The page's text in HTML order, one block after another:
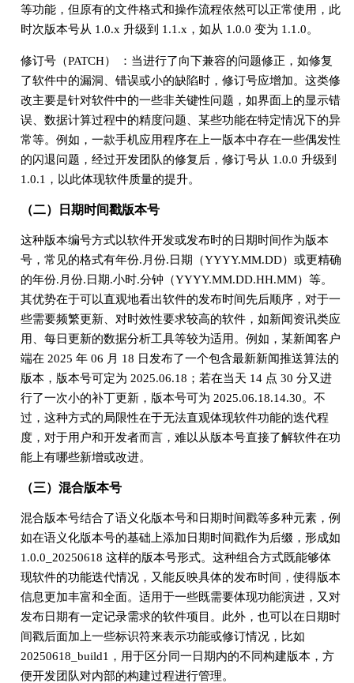
等功能，但原有的文件格式和操作流程依然可以正常使用，此
时次版本号从 1.0.x 升级到 1.1.x，如从 1.0.0 变为 1.1.0。
修订号（PATCH） ：当进行了向下兼容的问题修正，如修复
了软件中的漏洞、错误或小的缺陷时，修订号应增加。这类修
改主要是针对软件中的一些非关键性问题，如界面上的显示错
误、数据计算过程中的精度问题、某些功能在特定情况下的异
常等。例如，一款手机应用程序在上一版本中存在一些偶发性
的闪退问题，经过开发团队的修复后，修订号从 1.0.0 升级到
1.0.1，以此体现软件质量的提升。
（二）日期时间戳版本号
这种版本编号方式以软件开发或发布时的日期时间作为版本
号，常见的格式有年份.月份.日期（YYYY.MM.DD）或更精确
的年份.月份.日期.小时.分钟（YYYY.MM.DD.HH.MM）等。
其优势在于可以直观地看出软件的发布时间先后顺序，对于一
些需要频繁更新、对时效性要求较高的软件，如新闻资讯类应
用、每日更新的数据分析工具等较为适用。例如，某新闻客户
端在 2025 年 06 月 18 日发布了一个包含最新新闻推送算法的
版本，版本号可定为 2025.06.18；若在当天 14 点 30 分又进
行了一次小的补丁更新，版本号可为 2025.06.18.14.30。不
过，这种方式的局限性在于无法直观体现软件功能的迭代程
度，对于用户和开发者而言，难以从版本号直接了解软件在功
能上有哪些新增或改进。
（三）混合版本号
混合版本号结合了语义化版本号和日期时间戳等多种元素，例
如在语义化版本号的基础上添加日期时间戳作为后缀，形成如
1.0.0_20250618 这样的版本号形式。这种组合方式既能够体
现软件的功能迭代情况，又能反映具体的发布时间，使得版本
信息更加丰富和全面。适用于一些既需要体现功能演进，又对
发布日期有一定记录需求的软件项目。此外，也可以在日期时
间戳后面加上一些标识符来表示功能或修订情况，比如
20250618_build1，用于区分同一日期内的不同构建版本，方
便开发团队对内部的构建过程进行管理。